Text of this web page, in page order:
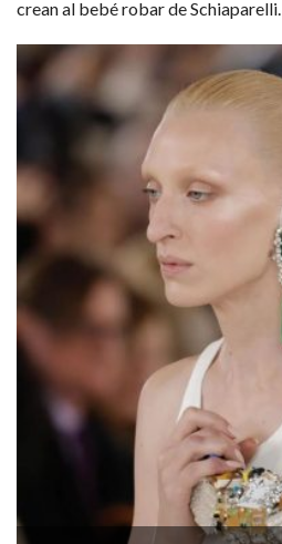
crean al bebé robar de Schiaparelli.